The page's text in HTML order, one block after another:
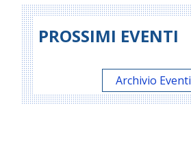
PROSSIMI EVENTI
Archivio Eventi